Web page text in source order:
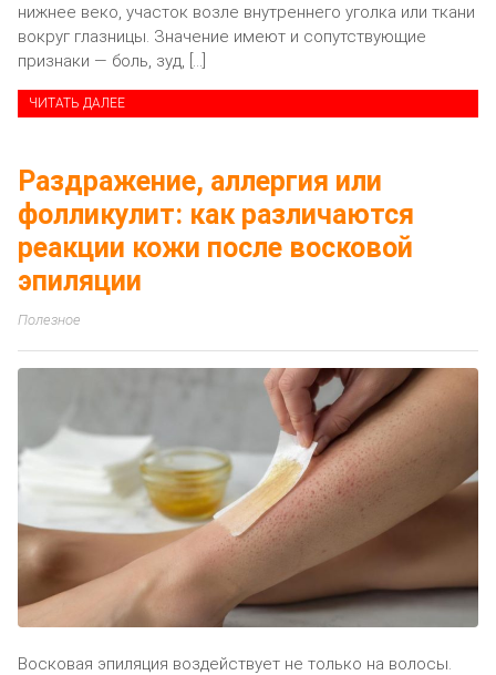
нижнее веко, участок возле внутреннего уголка или ткани
вокруг глазницы. Значение имеют и сопутствующие
признаки — боль, зуд, […]
ЧИТАТЬ ДАЛЕЕ
Раздражение, аллергия или
фолликулит: как различаются
реакции кожи после восковой
эпиляции
Полезное
Восковая эпиляция воздействует не только на волосы.